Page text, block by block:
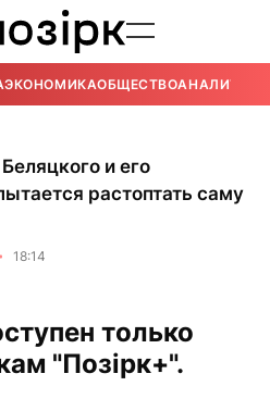
ЭКОНОМИКАОБЩЕСТВОАНАЛИТИКА
и его
растоптать саму
18:14
только
"Позірк+".